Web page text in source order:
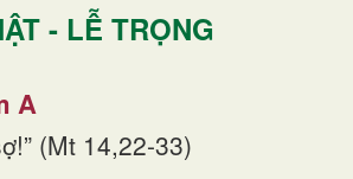
- LỄ TRỌNG
A
(Mt 14,22-33)